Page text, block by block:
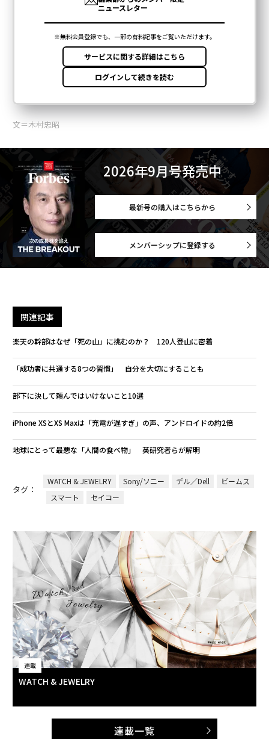
文＝木村忠昭
2026年9月号発売中
最新号の購入はこちらから
メンバーシップに登録する
関連記事
楽天の幹部はなぜ「死の山」に挑むのか？ 120人登山に密着
「成功者に共通する8つの習慣」 自分を大切にすることも
部下に決して頼んではいけないこと10選
iPhone XSとXS Maxは「充電が遅すぎ」の声、アンドロイドの約2倍
地球にとって最悪な「人間の食べ物」 英研究者らが解明
タグ：
WATCH & JEWELRY Sony/ソニー デル／Dell
ビームス
スマート
セイコー
連載
WATCH & JEWELRY
連載一覧